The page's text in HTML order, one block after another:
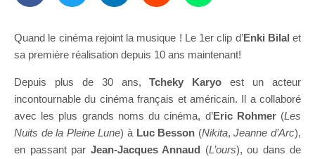
Quand le cinéma rejoint la musique ! Le 1er clip d’Enki Bilal et
sa première réalisation depuis 10 ans maintenant!
Depuis plus de 30 ans, Tcheky Karyo est un acteur
incontournable du cinéma français et américain. Il a collaboré
avec les plus grands noms du cinéma, d’Eric Rohmer(Les
Nuits de la Pleine Lune) à Luc Besson (Nikita,Jeanne d’Arc),
en passant par Jean-Jacques Annaud (L’ours), ou dans de